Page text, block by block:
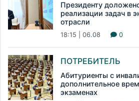
Президенту
реализации задач в
отрасли
18:15 | 06.08 0
ПОТРЕБИТЕЛЬ
Абитуриенты с
дополнительное
экзаменах